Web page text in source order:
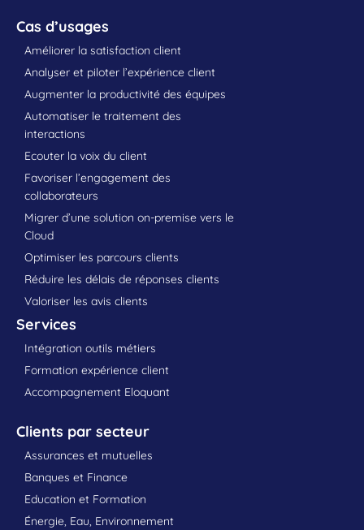
Cas d’usages
Améliorer la satisfaction client
Analyser et piloter l’expérience client
Augmenter la productivité des équipes
Automatiser le traitement des
interactions
Ecouter la voix du client
Favoriser l’engagement des
collaborateurs
Migrer d’une solution on-premise vers le
Cloud
Optimiser les parcours clients
Réduire les délais de réponses clients
Valoriser les avis clients
Services
Intégration outils métiers
Formation expérience client
Accompagnement Eloquant
Clients par secteur
Assurances et mutuelles
Banques et Finance
Education et Formation
Énergie, Eau, Environnement